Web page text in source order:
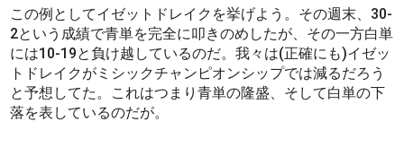
この例としてイゼットドレイクを挙げよう。その週末、30-
2という成績で青単を完全に叩きのめしたが、その一方白単
には10-19と負け越しているのだ。我々は(正確にも)イゼッ
トドレイクがミシックチャンピオンシップでは減るだろう
と予想してた。これはつまり青単の隆盛、そして白単の下
落を表しているのだが。